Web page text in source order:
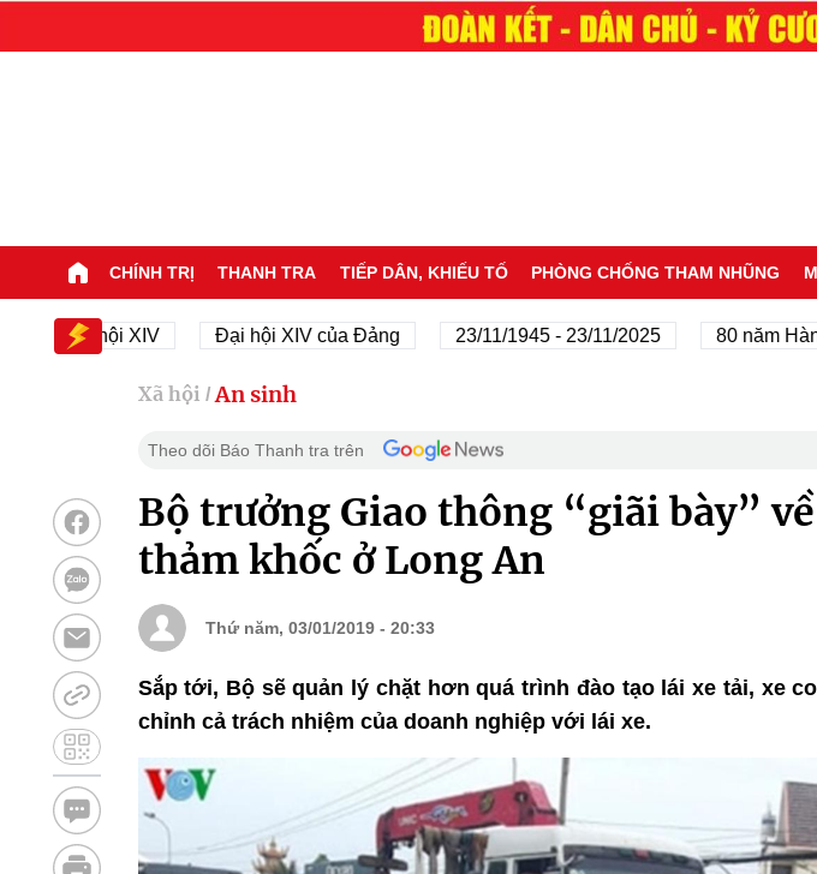
CHÍNH TRỊ THANH TRA TIẾP DÂN, KHIẾU TỐ PHÒNG CHỐNG THAM NHŨNG
Đại hội XIV Đại hội XIV của Đảng 23/11/1945 - 23/11/2025 80 năm Hành
Xã hội / An sinh
Theo dõi Báo Thanh tra trên
Bộ trưởng Giao thông “giãi bày”
thảm khốc ở Long An
Thứ năm, 03/01/2019 - 20:33
Sắp tới, Bộ sẽ quản lý chặt hơn quá trình đào tạo lái xe tải, xe
chỉnh cả trách nhiệm của doanh nghiệp với lái xe.